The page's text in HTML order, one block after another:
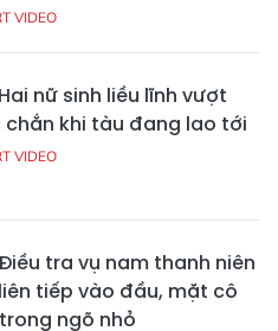
VIDEO
Hai nữ sinh liều lĩnh vượt
chắn khi tàu đang lao tới
VIDEO
Điều tra vụ nam thanh niên
tiếp vào đầu, mặt cô
ngõ nhỏ